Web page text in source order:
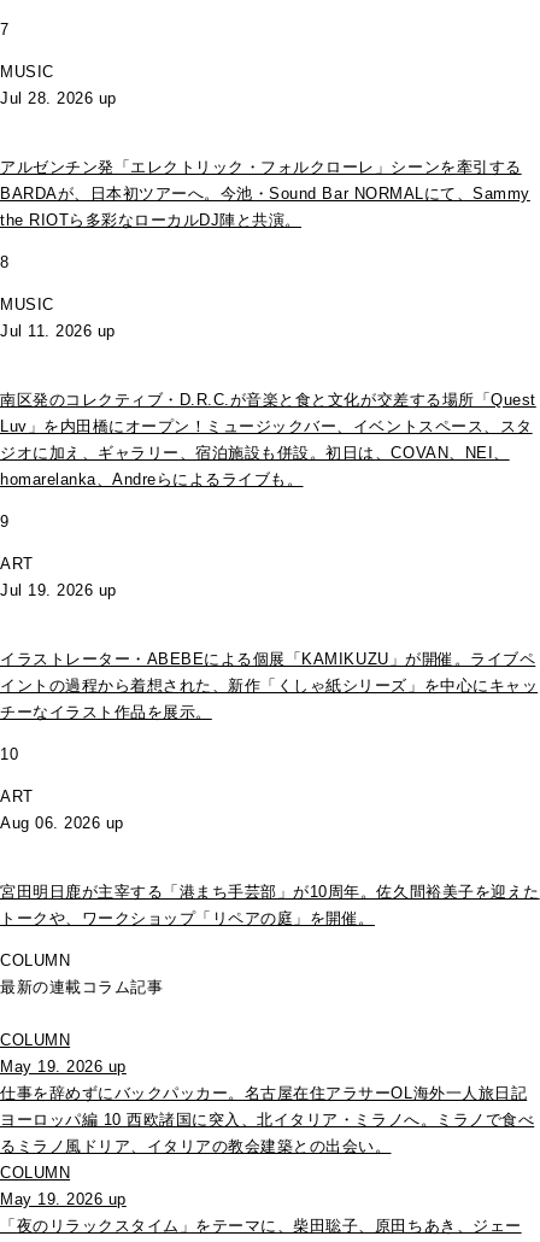
7
MUSIC
Jul 28. 2026 up
アルゼンチン発「エレクトリック・フォルクローレ」シーンを牽引する
BARDAが、日本初ツアーへ。今池・Sound Bar NORMALにて、Sammy
the RIOTら多彩なローカルDJ陣と共演。
8
MUSIC
Jul 11. 2026 up
南区発のコレクティブ・D.R.C.が⾳楽と⾷と⽂化が交差する場所「Quest
Luv」を内田橋にオープン！ミュージックバー、イベントスペース、スタ
ジオに加え、ギャラリー、宿泊施設も併設。初日は、COVAN、NEI、
homarelanka、Andreらによるライブも。
9
ART
Jul 19. 2026 up
イラストレーター・ABEBEによる個展「KAMIKUZU」が開催。ライブペ
イントの過程から着想された、新作「くしゃ紙シリーズ」を中心にキャッ
チーなイラスト作品を展示。
10
ART
Aug 06. 2026 up
宮田明日鹿が主宰する「港まち手芸部」が10周年。佐久間裕美子を迎えた
トークや、ワークショップ「リペアの庭」を開催。
COLUMN
最新の連載コラム記事
COLUMN
May 19. 2026 up
仕事を辞めずにバックパッカー。名古屋在住アラサーOL海外一人旅日記
ヨーロッパ編 10 西欧諸国に突入、北イタリア・ミラノへ。ミラノで食べ
るミラノ風ドリア、イタリアの教会建築との出会い。
COLUMN
May 19. 2026 up
「夜のリラックスタイム」をテーマに、柴田聡子、原田ちあき、ジェー